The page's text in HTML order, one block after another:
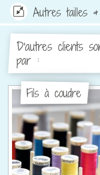
Autres tailles
D'autres clients
par :
Fils à coudre